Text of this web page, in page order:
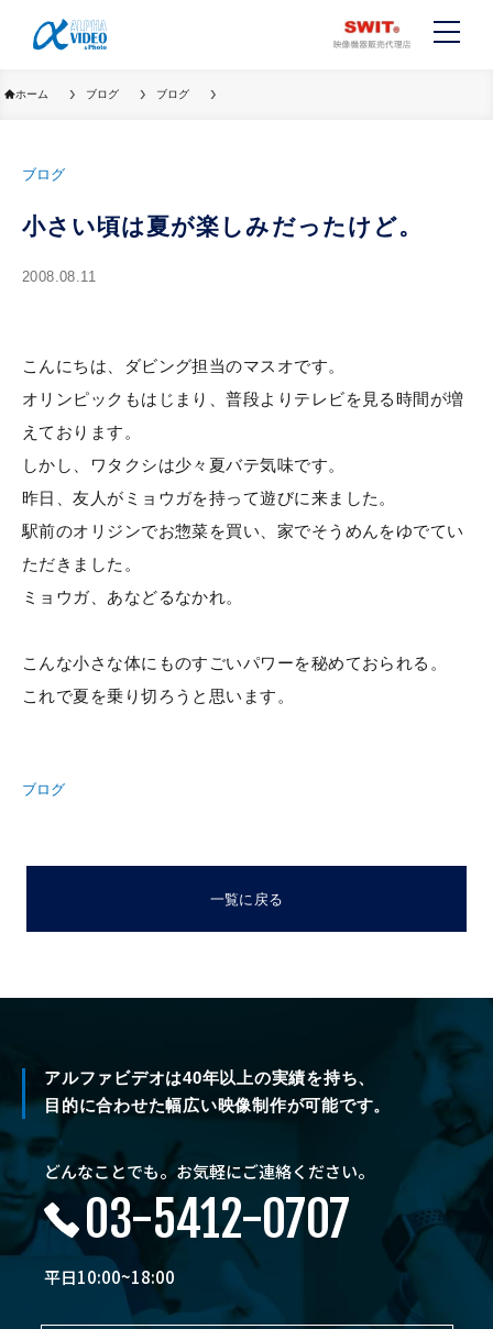
ホーム ブログ ブログ
ブログ
小さい頃は夏が楽しみだったけど。
2008.08.11
こんにちは、ダビング担当のマスオです。
オリンピックもはじまり、普段よりテレビを見る時間が増
えております。
しかし、ワタクシは少々夏バテ気味です。
昨日、友人がミョウガを持って遊びに来ました。
駅前のオリジンでお惣菜を買い、家でそうめんをゆでてい
ただきました。
ミョウガ、あなどるなかれ。
こんな小さな体にものすごいパワーを秘めておられる。
これで夏を乗り切ろうと思います。
ブログ
一覧に戻る
アルファビデオは40年以上の実績を持ち、
目的に合わせた幅広い映像制作が可能です。
どんなことでも。お気軽にご連絡ください。
03-5412-0707
平日10:00~18:00